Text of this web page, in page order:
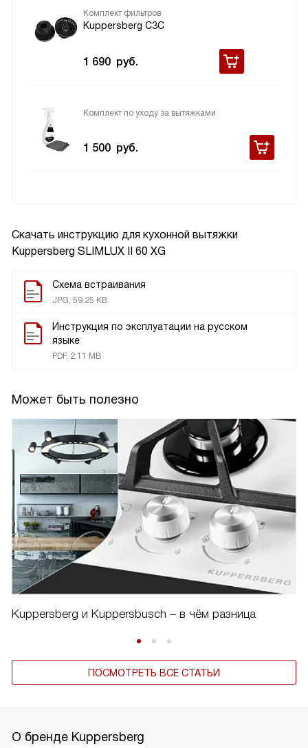
Скачать инструкцию для кухонной вытяжки
Kuppersberg SLIMLUX II 60 XG
Схема встраивания
JPG, 59.25 KB
Инструкция по эксплуатации на русском
языке
PDF, 2.11 MB
Может быть полезно
Kuppersberg и Kuppersbusch – в чём разница
ПОСМОТРЕТЬ ВСЕ СТАТЬИ
Комплект фильтров
Kuppersberg С3С
1 690 руб.
Комплект по уходу за вытяжками
1 500 руб.
О бренде Kuppersberg